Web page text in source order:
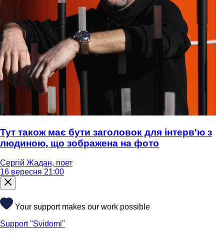
Тут також має бути заголовок для інтерв'ю з
людиною, що зображена на фото
Сергій Жадан, поет
16 вересня 21:00
Your support makes our work possible
Support "Svidomi"